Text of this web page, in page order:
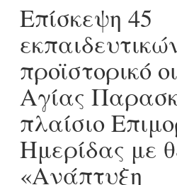
Επίσκεψη 45
προϊστορικό
Αγίας
πλαίσιο
Ημερίδας με
«Ανάπτυξη